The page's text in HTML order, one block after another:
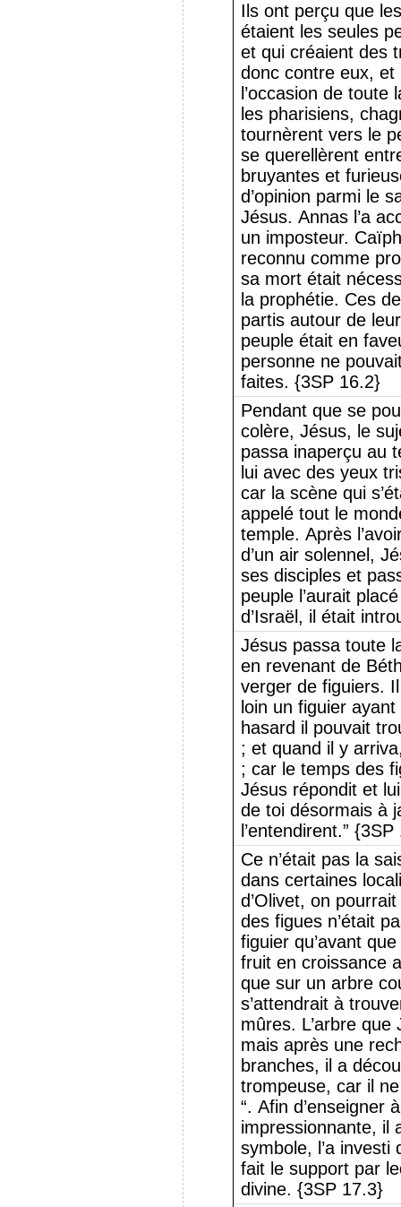
Ils ont perçu que
étaient les seules
et qui créaient des
donc contre eux, et
l’occasion de
les pharisiens,
tournèrent vers le
se querellèrent
bruyantes et
d’opinion parmi le
Jésus. Annas l’a
un imposteur.
reconnu comme
sa mort était
la prophétie. Ces
partis autour de
peuple était en
personne ne
faites. {3SP 16.2}
Pendant que se
colère, Jésus, le
passa inaperçu au
lui avec des yeux
car la scène qui
appelé tout le
temple. Après
d’un air solennel,
ses disciples et
peuple l’aurait
d’Israël, il était
Jésus passa toute
en revenant de
verger de figuiers.
loin un figuier
hasard il pouvait
; et quand il y
; car le temps des
Jésus répondit et
de toi désormais à
l’entendirent.”
Ce n’était pas la
dans certaines
d’Olivet, on
des figues n’était
figuier qu’avant
fruit en croissance
que sur un arbre
s’attendrait à
mûres. L’arbre
mais après une
branches, il a
trompeuse, car il
“. Afin d’enseigner
impressionnante, il
symbole, l’a
fait le support par
divine. {3SP 17.3}